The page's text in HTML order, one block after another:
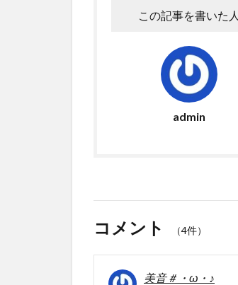
この記事を書いた人
admin
コメント （4件）
美音＃・ω・♪